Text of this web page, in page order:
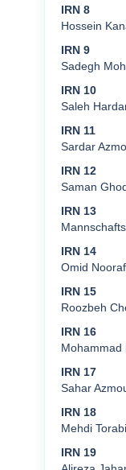
IRN 8
Hossein
IRN 9
Sadegh
IRN 10
Saleh
IRN 11
Sardar
IRN 12
Saman
IRN 13
IRN 14
Omid
IRN 15
Roozbeh
IRN 16
Mohammad
IRN 17
Sahar
IRN 18
Mehdi Torabi
IRN 19